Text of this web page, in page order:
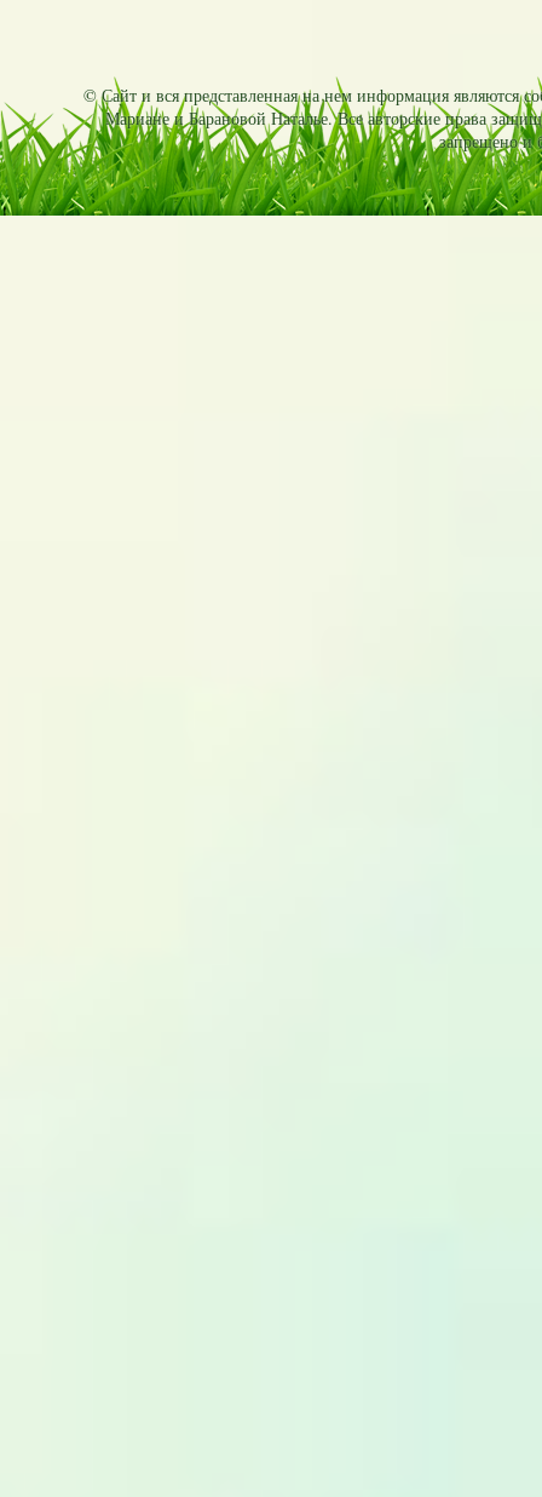
© Сайт и вся представленная на нем информация являются
Мариане и Барановой Наталье. Все авторские права
запрещено и